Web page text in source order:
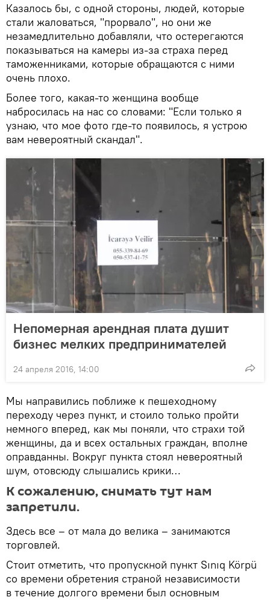
Казалось бы, с одной стороны, людей, которые
стали жаловаться, "прорвало", но они же
незамедлительно добавляли, что остерегаются
показываться на камеры из-за страха перед
таможенниками, которые обращаются с ними
очень плохо.
Более того, какая-то женщина вообще
набросилась на нас со словами: "Если только я
узнаю, что мое фото где-то появилось, я устрою
вам невероятный скандал".
Непомерная арендная плата душит
бизнес мелких предпринимателей
24 апреля 2016, 14:00
Мы направились поближе к пешеходному
переходу через пункт, и стоило только пройти
немного вперед, как мы поняли, что страхи той
женщины, да и всех остальных граждан, вполне
оправданны. Вокруг пункта стоял невероятный
шум, отовсюду слышались крики…
К сожалению, снимать тут нам
запретили.
Здесь все – от мала до велика – занимаются
торговлей.
Стоит отметить, что пропускной пункт Sınıq Körpü
со времени обретения страной независимости
в течение долгого времени был основным